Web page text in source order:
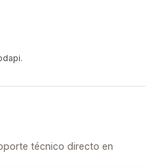
técnico directo en